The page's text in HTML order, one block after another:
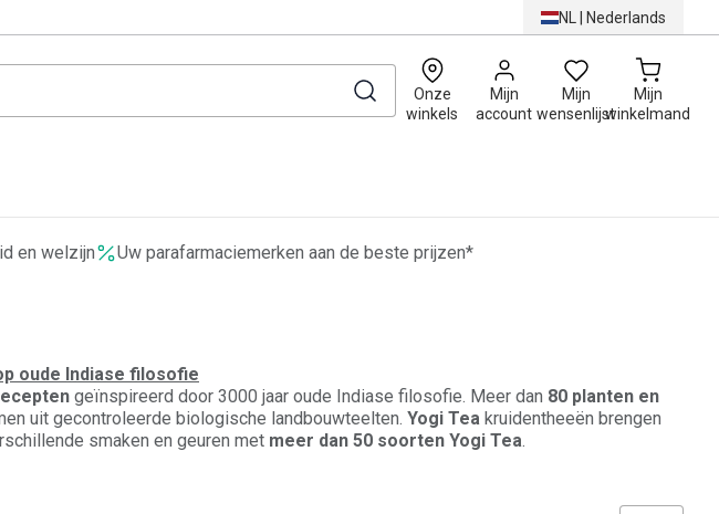
NL | Nederlands
Onze
winkels
Mijn
account
Mijn
wensenlijst
Mijn
winkelmand
0
en welzijn
Uw parafarmaciemerken aan de beste prijzen*
oude Indiase filosofie
geïnspireerd door 3000 jaar oude Indiase filosofie. Meer dan 80 planten en
uit gecontroleerde biologische landbouwteelten. Yogi Tea kruidentheeën brengen
smaken en geuren met meer dan 50 soorten Yogi Tea.